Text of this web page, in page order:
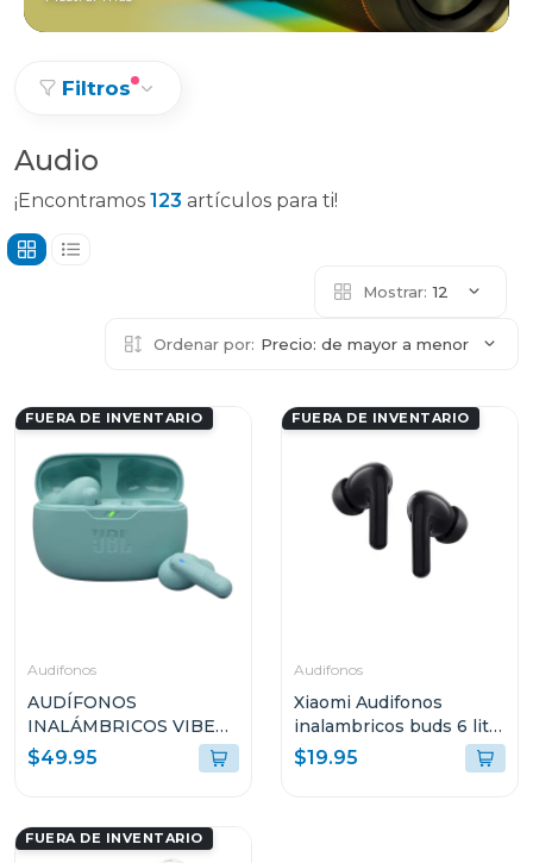
Filtros
Audio
¡Encontramos 123 artículos para ti!
Mostrar: 12
Ordenar por: Precio: de mayor a menor
FUERA DE INVENTARIO
Audifonos
AUDÍFONOS
INALÁMBRICOS VIBE
BEAMS 2 COLOR AZUL
VBEAM2BLUA
$49.95
FUERA DE INVENTARIO
Audifonos
Xiaomi Audifonos
inalambricos buds 6 lite
color negro
$19.95
FUERA DE INVENTARIO